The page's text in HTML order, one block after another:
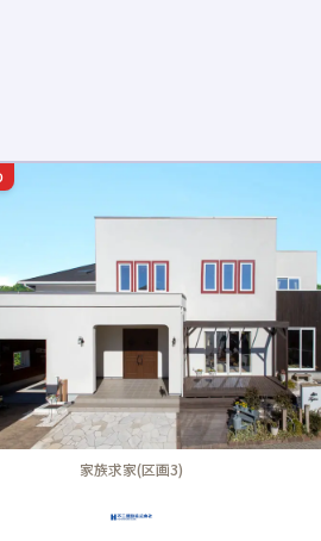
住みごこちのいい家ZEH(区画5)